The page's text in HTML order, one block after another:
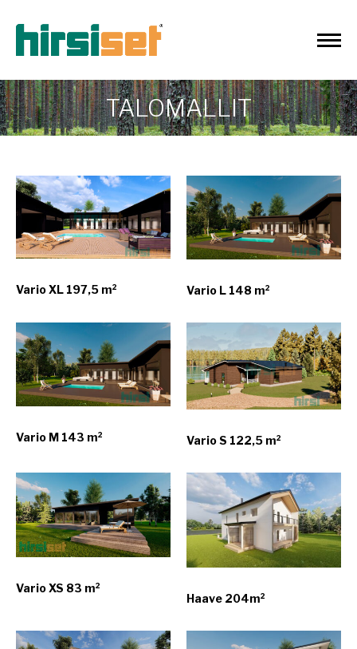
TALOMALLIT
Vario XL 197,5 m² Vario L 148 m²
Vario M 143 m² Vario S 122,5 m²
Vario XS 83 m²
Haave 204m²